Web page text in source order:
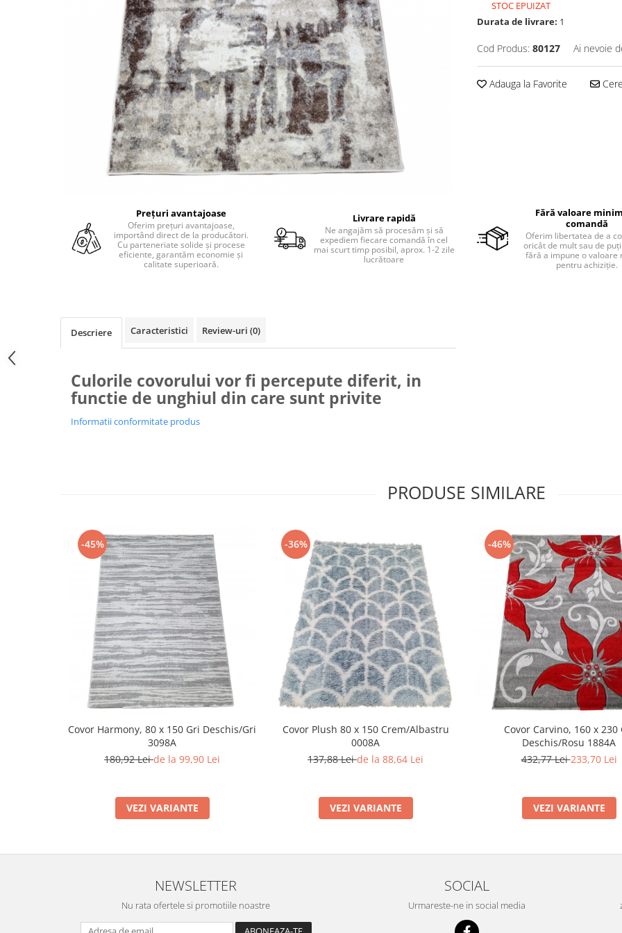
STOC EPUIZAT
Durata de livrare: 1
Cod Produs: 80127 Ai nevoie
Adauga la Favorite
Prețuri avantajoase
Oferim prețuri avantajoase,
importând direct de la producători.
Cu parteneriate solide și procese
eficiente, garantăm economie și
calitate superioară.
Livrare rapidă
Ne angajăm să procesăm și să
expediem fiecare comandă în cel
mai scurt timp posibil, aprox. 1-2 zile
lucrătoare
Fără valoare
comandă
Oferim libertatea de a
oricât de mult sau de
fără a impune o valoare
pentru achiziție.
Descriere Caracteristici Review-uri (0)
Culorile covorului vor fi percepute diferit, in
functie de unghiul din care sunt privite
Informatii conformitate produs
PRODUSE SIMILARE
-45%
Covor Harmony, 80 x 150 Gri Deschis/Gri
3098A
180,92 Leide la 99,90 Lei
VEZI VARIANTE
-36%
Covor Plush 80 x 150 Crem/Albastru
0008A
137,88 Leide la 88,64 Lei
VEZI VARIANTE
-46%
Covor Carvino, 160 x 230
Deschis/Rosu 1884A
432,77 Lei233,70 Lei
VEZI VARIANTE
NEWSLETTER
Nu rata ofertele si promotiile noastre
SOCIAL
Urmareste-ne in social media